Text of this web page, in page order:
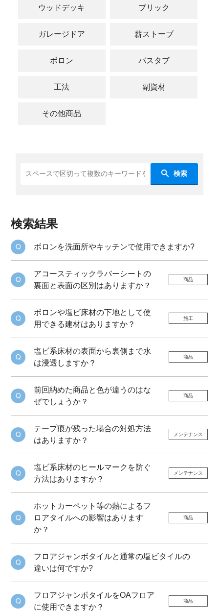
ウッドデッキ ブリック
ガレージドア 薪ストーブ
ボロン バスタブ
工法 副資材
その他商品
検索
検索結果
ボロンを洗面所やキッチンで使用できますか?
アコースティックラバーシートの
裏面と表面の区別はありますか？
商品
ボロンや塩ビ床材の下地として使
用できる建材はありますか？
施工
塩ビ系床材の表面から裏側まで水
は浸透しますか？
商品
前回納めた商品と色が違うのはな
ぜでしょうか？
商品
テープ痕が残った場合の対処方法
はありますか？
メンテナンス
塩ビ系床材のヒールマークを防ぐ
方法はありますか？
メンテナンス
ホットカーペット等の熱によるフ
ロアタイルへの影響はあります
か？
商品
フロアジャンボタイルと通常の塩ビタイルの
違いは何ですか?
フロアジャンボタイルをOAフロア
に使用できますか？
商品